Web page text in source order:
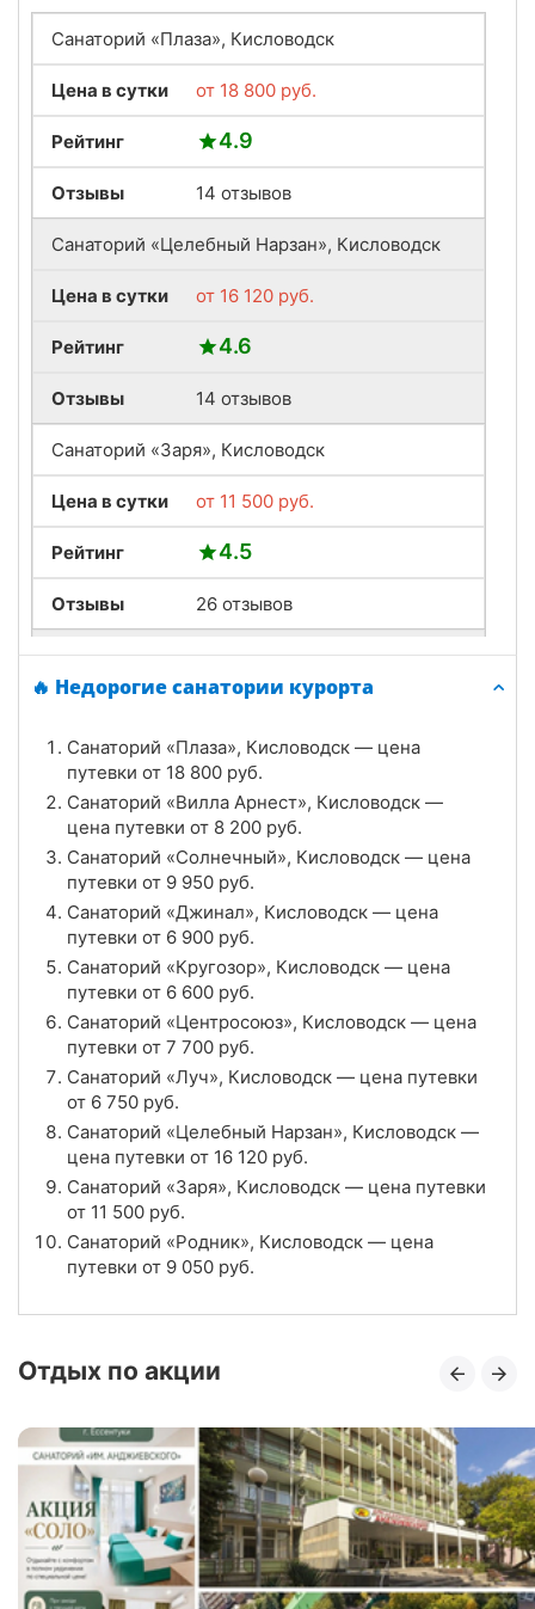
Санаторий «Плаза», Кисловодск
Цена в сутки от 18 800 руб.
Рейтинг 4.9
Отзывы 14 отзывов
Санаторий «Целебный Нарзан», Кисловодск
Цена в сутки от 16 120 руб.
Рейтинг 4.6
Отзывы 14 отзывов
Санаторий «Заря», Кисловодск
Цена в сутки от 11 500 руб.
Рейтинг 4.5
Отзывы 26 отзывов
Санаторий «Кавказ», Кисловодск
Рейтинг 4.1
Отзывы 23 отзывов
Санаторий «Орджоникидзе», Кисловодск
Цена в сутки от7 400руб.
Рейтинг 3.5
Отзывы 10 отзывов
Санаторий «Москва», Кисловодск
Цена в сутки
Рейтинг 4.4
Отзывы
Санаторий «Кругозор», Кисловодск
Рейтинг 4.7
Отзывы 15 отзывов
Санаторий «Горького», Кисловодск
Цена в сутки от6 500руб.
Рейтинг 4.0
🔥 Недорогие санатории курорта
Санаторий «Плаза», Кисловодск — цена
путевки от 18 800 руб.
Санаторий «Вилла Арнест», Кисловодск —
цена путевки от 8 200 руб.
Санаторий «Солнечный», Кисловодск — цена
путевки от 9 950 руб.
Санаторий «Джинал», Кисловодск — цена
путевки от 6 900 руб.
Санаторий «Кругозор», Кисловодск — цена
путевки от 6 600 руб.
Санаторий «Центросоюз», Кисловодск — цена
путевки от 7 700 руб.
Санаторий «Луч», Кисловодск — цена путевки
от 6 750 руб.
Санаторий «Целебный Нарзан», Кисловодск —
цена путевки от 16 120 руб.
Санаторий «Заря», Кисловодск — цена путевки
от 11 500 руб.
Санаторий «Родник», Кисловодск — цена
путевки от 9 050 руб.
Отдых по акции